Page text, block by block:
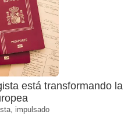
está transformando la
impulsado